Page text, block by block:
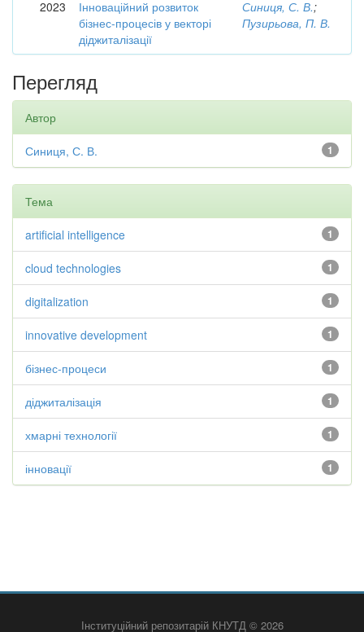
2023
Інноваційний розвиток
бізнес-процесів у векторі
діджиталізації
Синиця, С. В.;
Пузирьова, П. В.
Перегляд
Автор
1
Синиця, С. В.
Тема
1
artificial intelligence
1
cloud technologies
1
digitalization
1
innovative development
1
бізнес-процеси
1
діджиталізація
1
хмарні технології
1
інновації
Інституційний репозитарій КНУТД © 2026